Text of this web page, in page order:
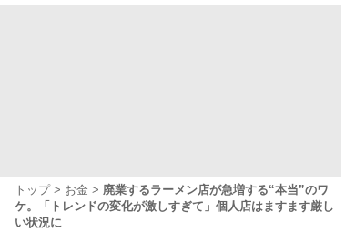
トップ お金
廃業するラーメン店が急増する“本当”のワ
ケ。「トレンドの変化が激しすぎて」個人店はますます厳し
い状況に